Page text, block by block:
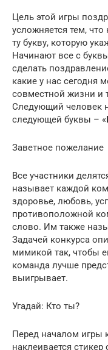
Цель этой игры
усложняется тем,
ту букву, которую
Начинают все с
сделать
какие у нас
совместной жизни и
Следующий человек
следующей буквы –
Заветное пожелание
Все участники
называет каждой
здоровье, любовь,
противоположной
слово. Им также
Задачей конкурса
мимикой так, чтобы
команда лучше
выигрывает.
Угадай: Кто ты?
Перед началом игры
наклеивается